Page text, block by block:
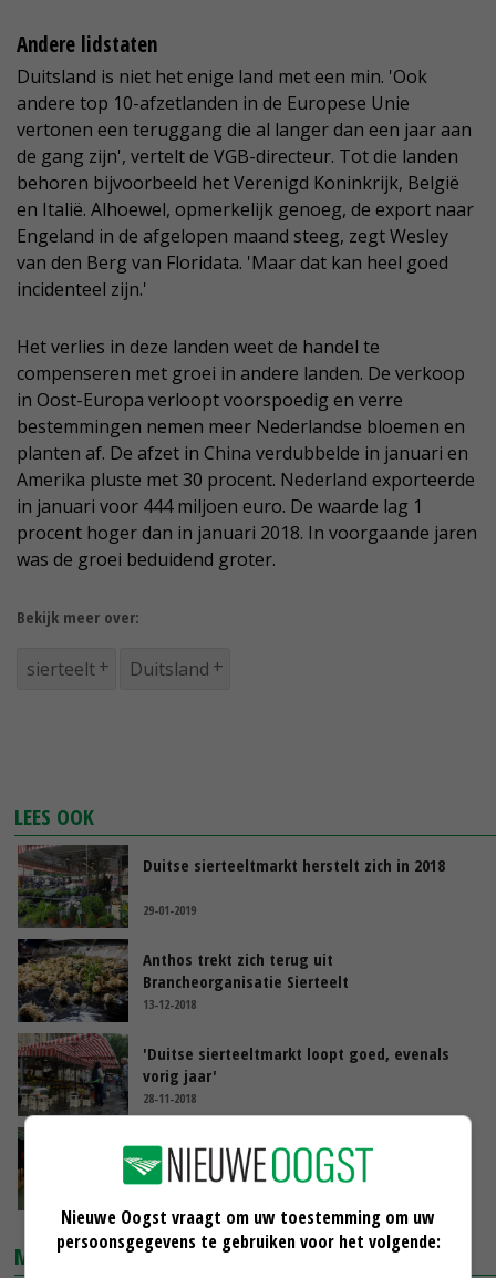
Andere lidstaten
Duitsland is niet het enige land met een min. 'Ook
andere top 10-afzetlanden in de Europese Unie
vertonen een teruggang die al langer dan een jaar aan
de gang zijn', vertelt de VGB-directeur. Tot die landen
behoren bijvoorbeeld het Verenigd Koninkrijk, België
en Italië. Alhoewel, opmerkelijk genoeg, de export naar
Engeland in de afgelopen maand steeg, zegt Wesley
van den Berg van Floridata. 'Maar dat kan heel goed
incidenteel zijn.'
Het verlies in deze landen weet de handel te
compenseren met groei in andere landen. De verkoop
in Oost-Europa verloopt voorspoedig en verre
bestemmingen nemen meer Nederlandse bloemen en
planten af. De afzet in China verdubbelde in januari en
Amerika pluste met 30 procent. Nederland exporteerde
in januari voor 444 miljoen euro. De waarde lag 1
procent hoger dan in januari 2018. In voorgaande jaren
was de groei beduidend groter.
Bekijk meer over:
sierteelt Duitsland
LEES OOK
Duitse sierteeltmarkt herstelt zich in 2018
29-01-2019
Anthos trekt zich terug uit
Brancheorganisatie Sierteelt
13-12-2018
'Duitse sierteeltmarkt loopt goed, evenals
vorig jaar'
28-11-2018
Sierteelt houdt marktpositie in Verenigd
Koninkrijk vast
MARKTPRIJZEN
Nieuwe Oogst vraagt om uw toestemming om uw
persoonsgegevens te gebruiken voor het volgende: